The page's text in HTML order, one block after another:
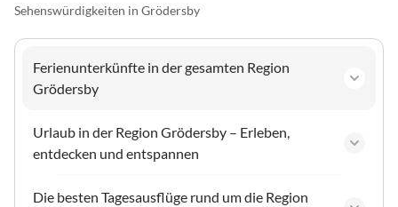
Sehenswürdigkeiten in Grödersby
Ferienunterkünfte in der gesamten Region
Grödersby
Urlaub in der Region Grödersby – Erleben,
entdecken und entspannen
Die besten Tagesausflüge rund um die Region